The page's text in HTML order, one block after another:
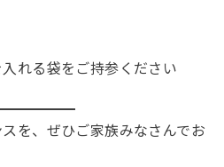
れる袋をご持参ください
を、ぜひご家族みなさんでお